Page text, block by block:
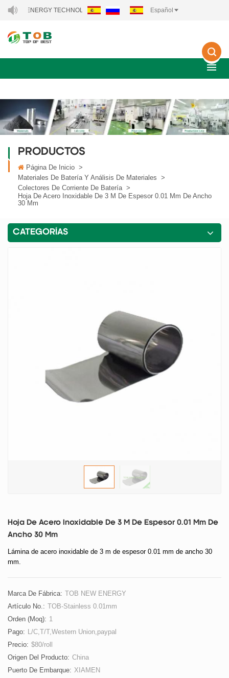
ENERGY TECHNOLOGY CO., LTD.. Español
PRODUCTOS
Página De Inicio >
Materiales De Batería Y Análisis De Materiales >
Colectores De Corriente De Batería >
Hoja De Acero Inoxidable De 3 M De Espesor 0.01 Mm De Ancho
30 Mm
CATEGORÍAS
Hoja De Acero Inoxidable De 3 M De Espesor 0.01 Mm De
Ancho 30 Mm
Lámina de acero inoxidable de 3 m de espesor 0.01 mm de ancho 30
mm.
Marca De Fábrica: TOB NEW ENERGY
Artículo No.: TOB-Stainless 0.01mm
Orden (moq): 1
Pago: L/C,T/T,Western Union,paypal
Precio: $80/roll
Origen Del Producto: China
Puerto De Embarque: XIAMEN